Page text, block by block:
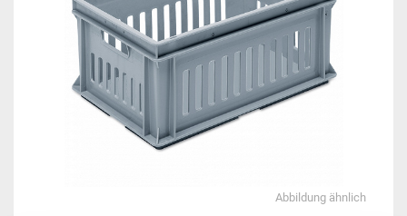
Abbildung ähnlich